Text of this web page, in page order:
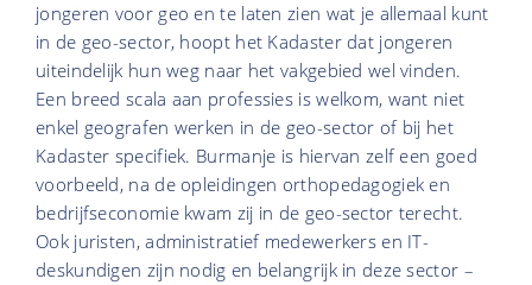
jongeren voor geo en te laten zien wat je allemaal kunt
in de geo-sector, hoopt het Kadaster dat jongeren
uiteindelijk hun weg naar het vakgebied wel vinden.
Een breed scala aan professies is welkom, want niet
enkel geografen werken in de geo-sector of bij het
Kadaster specifiek. Burmanje is hiervan zelf een goed
voorbeeld, na de opleidingen orthopedagogiek en
bedrijfseconomie kwam zij in de geo-sector terecht.
Ook juristen, administratief medewerkers en IT-
deskundigen zijn nodig en belangrijk in deze sector –